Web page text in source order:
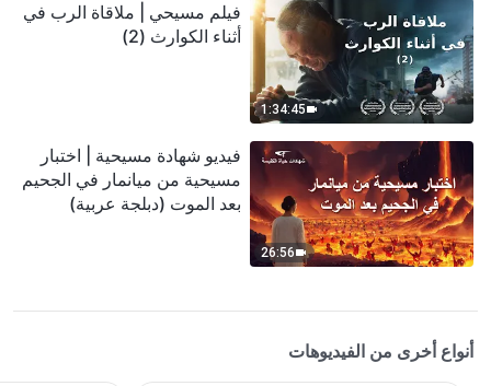
1:34:45
فيلم مسيحي | ملاقاة الرب في
أثناء الكوارث (2)
26:56
فيديو شهادة مسيحية | اختبار
مسيحية من ميانمار في الجحيم
بعد الموت (دبلجة عربية)
أنواع أخرى من الفيديوهات